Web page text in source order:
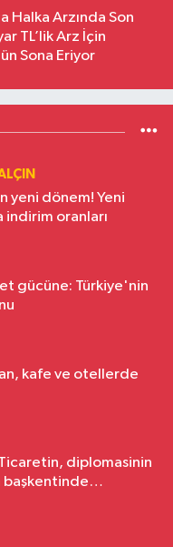
Halka Arzında Son
TL’lik Arz İçin
Sona Eriyor
yeni dönem! Yeni
oranları
gücüne: Türkiye'nin
kafe ve otellerde
diplomasinin
başkentinde